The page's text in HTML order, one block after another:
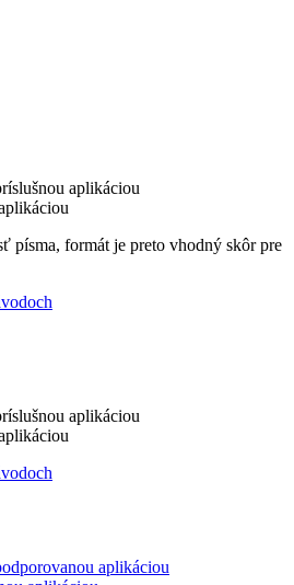
aplikáciou
písma, formát je preto vhodný skôr pre
aplikáciou
aplikáciou